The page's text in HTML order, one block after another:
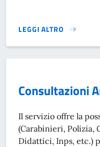
LEGGI ALTRO
CERTIFICATI
Consultazioni
Il servizio offre la
(Carabinieri, Polizia,
Didattici, Inps, etc.)